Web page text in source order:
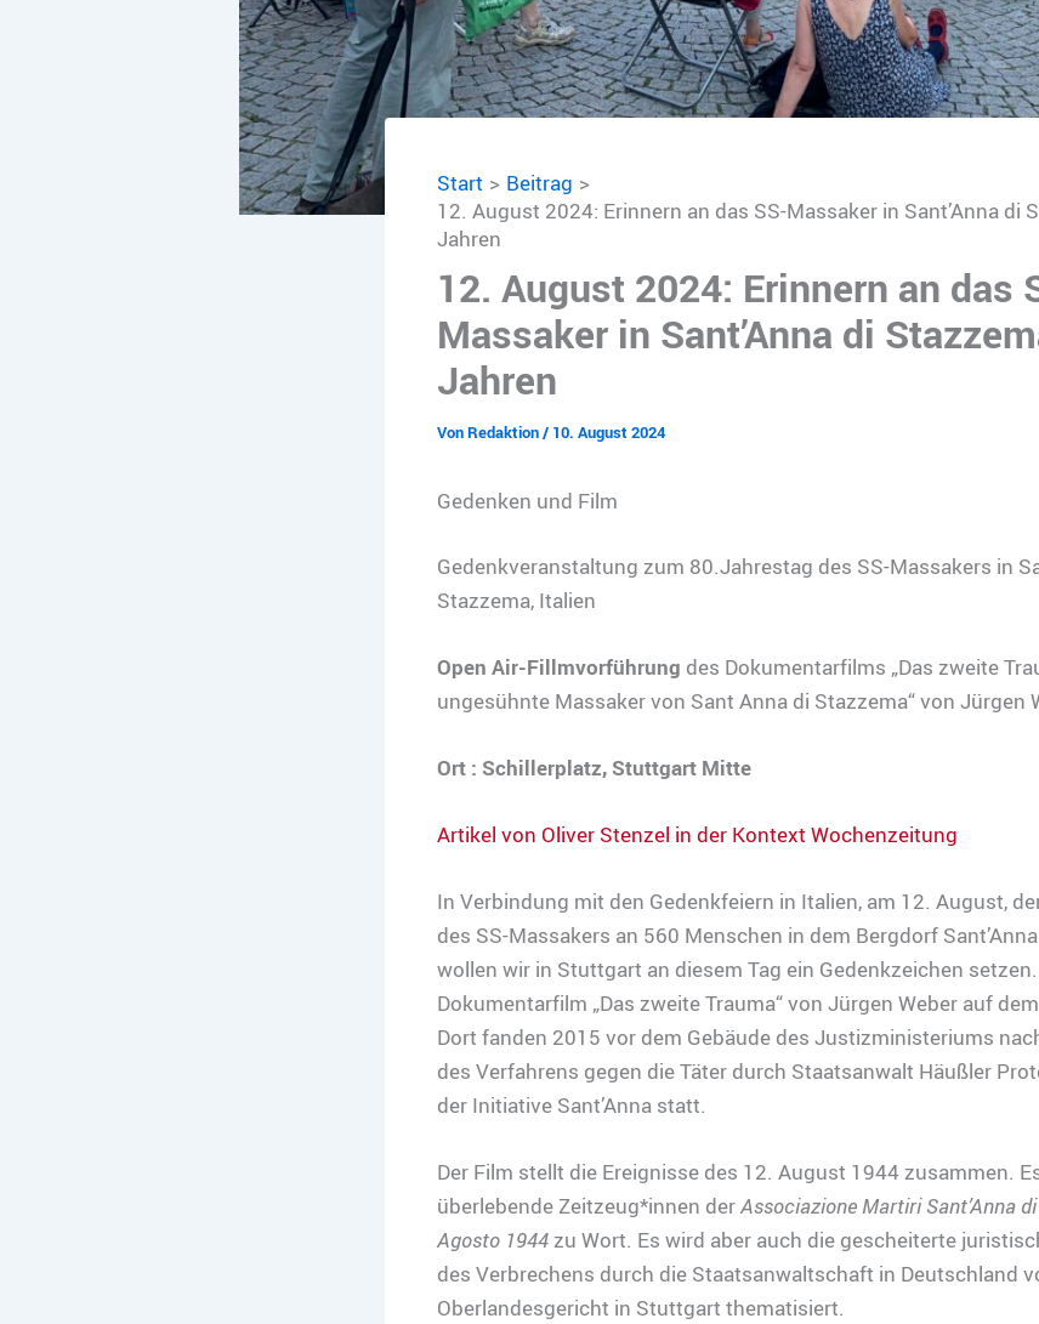
Start
Beitrag
12. August 2024: Erinnern an das SS-Massaker in Sant’Anna di
Jahren
12. August 2024: Erinnern an das
Massaker in Sant’Anna di
Jahren
VonRedaktion/ 10. August 2024
Gedenken und Film
Gedenkveranstaltung zum 80.Jahrestag des SS-Massakers in
Stazzema, Italien
Open Air-Fillmvorführung des Dokumentarfilms „Das zweite
ungesühnte Massaker von Sant Anna di Stazzema“ von Jürgen
Ort : Schillerplatz, Stuttgart Mitte
Artikel von Oliver Stenzel in der Kontext Wochenzeitung
In Verbindung mit den Gedenkfeiern in Italien, am 12. August,
des SS-Massakers an 560 Menschen in dem Bergdorf
wollen wir in Stuttgart an diesem Tag ein Gedenkzeichen
Dokumentarfilm „Das zweite Trauma“ von Jürgen Weber auf
Dort fanden 2015 vor dem Gebäude des Justizministeriums
des Verfahrens gegen die Täter durch Staatsanwalt Häußler
der Initiative Sant’Anna statt.
Der Film stellt die Ereignisse des 12. August 1944 zusammen.
überlebende Zeitzeug*innen derAssociazione Martiri Sant’Anna
Agosto 1944zu Wort. Es wird aber auch die gescheiterte
des Verbrechens durch die Staatsanwaltschaft in Deutschland
Oberlandesgericht in Stuttgart thematisiert.